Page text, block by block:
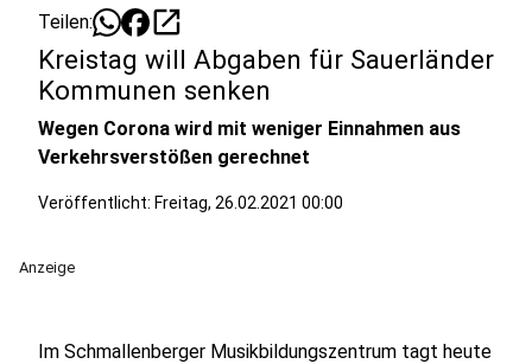
Teilen: open_in_new
Kreistag will Abgaben für Sauerländer
Kommunen senken
Wegen Corona wird mit weniger Einnahmen aus
Verkehrsverstößen gerechnet
Veröffentlicht: Freitag, 26.02.2021 00:00
Anzeige
Im Schmallenberger Musikbildungszentrum tagt heute